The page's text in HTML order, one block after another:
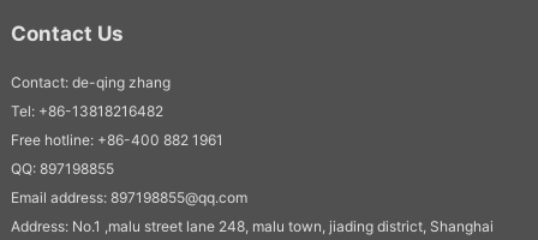
Contact Us
Contact: de-qing zhang
Tel: +86-13818216482
Free hotline: +86-400 882 1961
QQ: 897198855
Email address: 897198855@qq.com
Address: No.1 ,malu street lane 248, malu town, jiading district, Shanghai